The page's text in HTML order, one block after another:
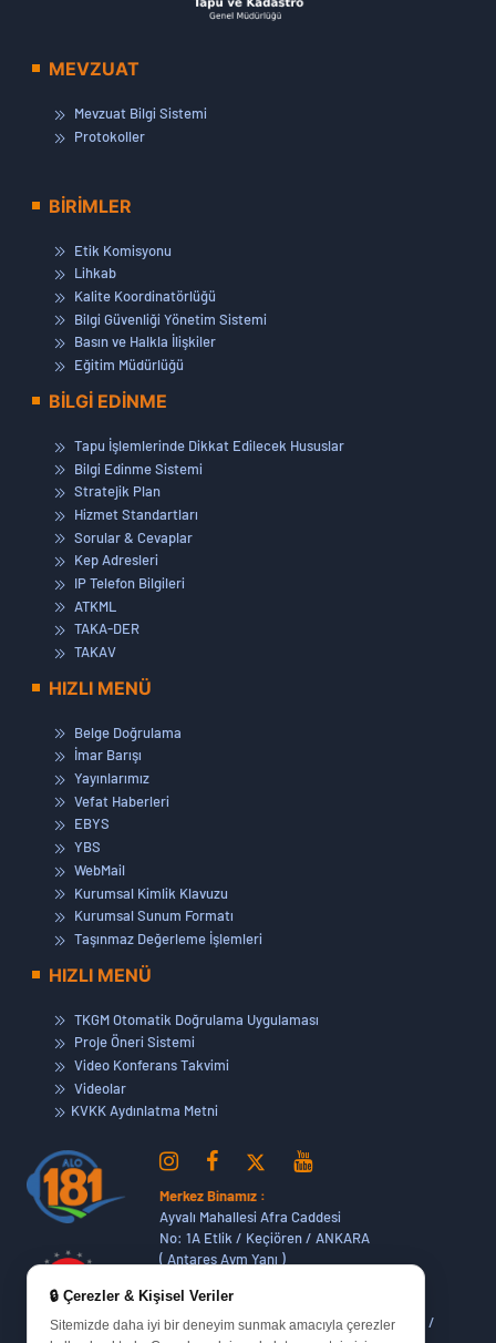
🔒 Çerezler & Kişisel Veriler
Sitemizde daha iyi bir deneyim sunmak amacıyla çerezler
MEVZUAT
Mevzuat Bilgi Sistemi
Protokoller
BİRİMLER
Etik Komisyonu
Lihkab
Kalite Koordinatörlüğü
Bilgi Güvenliği Yönetim Sistemi
Basın ve Halkla İlişkiler
Eğitim Müdürlüğü
BİLGİ EDİNME
Tapu İşlemlerinde Dikkat Edilecek Hususlar
Bilgi Edinme Sistemi
Stratejik Plan
Hizmet Standartları
Sorular & Cevaplar
Kep Adresleri
IP Telefon Bilgileri
ATKML
TAKA-DER
TAKAV
HIZLI MENÜ
Belge Doğrulama
İmar Barışı
Yayınlarımız
Vefat Haberleri
EBYS
YBS
WebMail
Kurumsal Kimlik Klavuzu
Kurumsal Sunum Formatı
Taşınmaz Değerleme İşlemleri
HIZLI MENÜ
TKGM Otomatik Doğrulama Uygulaması
Proje Öneri Sistemi
Video Konferans Takvimi
Videolar
KVKK Aydınlatma Metni
Merkez Binamız :
Ayvalı Mahallesi Afra Caddesi
No: 1A Etlik / Keçiören / ANKARA
( Antares Avm Yanı )
Dikmen Hizmet Binamız :
Dikmen Caddesi No:14 (06420) Bakanlıklar /